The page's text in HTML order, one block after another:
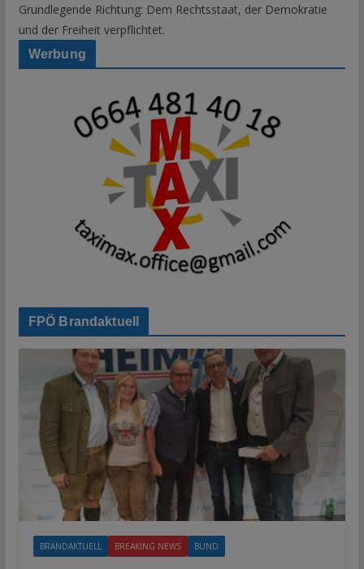
Grundlegende Richtung: Dem Rechtsstaat, der Demokratie
und der Freiheit verpflichtet.
Werbung
FPÖ Brandaktuell
BRANDAKTUELL BREAKING NEWS BUND